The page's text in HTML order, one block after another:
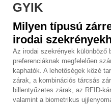
GYIK
Milyen típusú
irodai
Az irodai szekrények különböző
preferenciáknak megfelelően
kaphatók. A lehetőségek közé
zárak, a kombinációs tárcsás
billentyűzetes zárak, az RFID-
valamint a biometrikus